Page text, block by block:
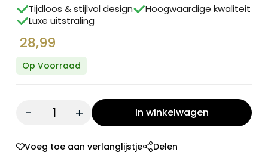
Tijdloos & stijlvol design
Hoogwaardige kwaliteit
Luxe uitstraling
28,99
Op Voorraad
Quantity: In winkelwagen
Voeg toe aan verlanglijstje Delen